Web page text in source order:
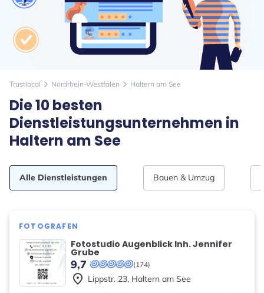
Trustlocal arrow_forward_ios Nordrhein-Westfalen arrow_forward_ios Haltern am See
Die 10 besten
Dienstleistungsunternehmen in
Haltern am See
Alle Dienstleistungen Bauen & Umzug
FOTOGRAFEN
Fotostudio Augenblick Inh. Jennifer
Grube
(174)
9,7
place Lippstr. 23, Haltern am See